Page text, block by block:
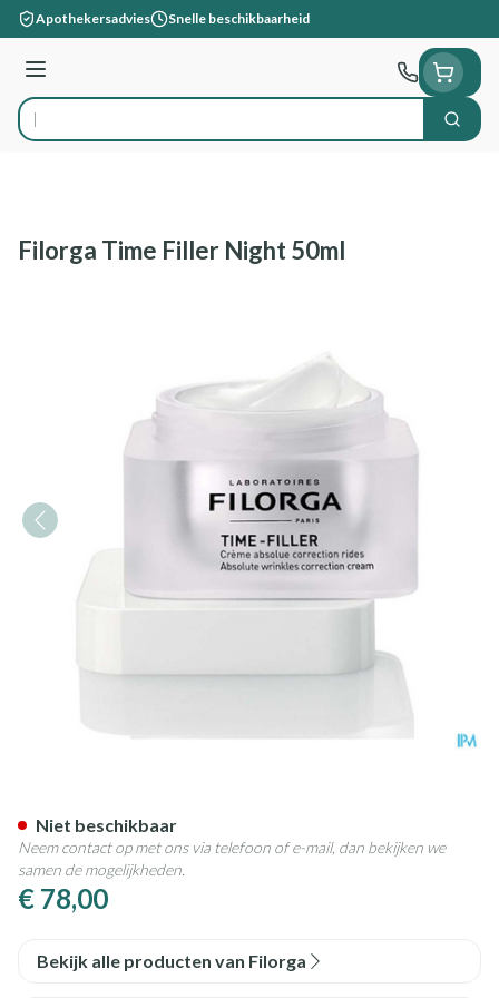
Ga naar de inhoud
Apothekersadvies Snelle beschikbaarheid
Menu
Product, merk, categorie... Zoek
Filorga Time Filler Night 50ml
€ 78,00
Niet beschikbaar
Neem contact op met ons via telefoon of e-mail, dan bekijken we
samen de mogelijkheden.
Bekijk alle producten van Filorga